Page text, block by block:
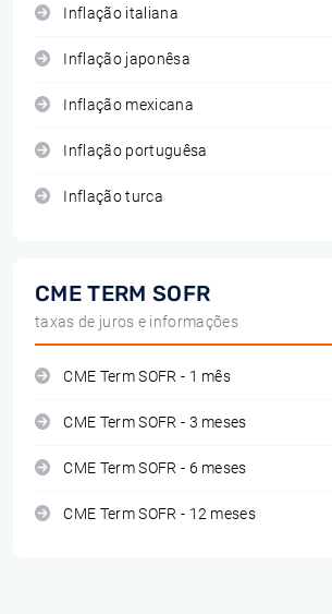
Inflação italiana
Inflação japonêsa
Inflação mexicana
Inflação portuguêsa
Inflação turca
CME TERM SOFR
taxas de juros e informações
CME Term SOFR - 1 mês
CME Term SOFR - 3 meses
CME Term SOFR - 6 meses
CME Term SOFR - 12 meses